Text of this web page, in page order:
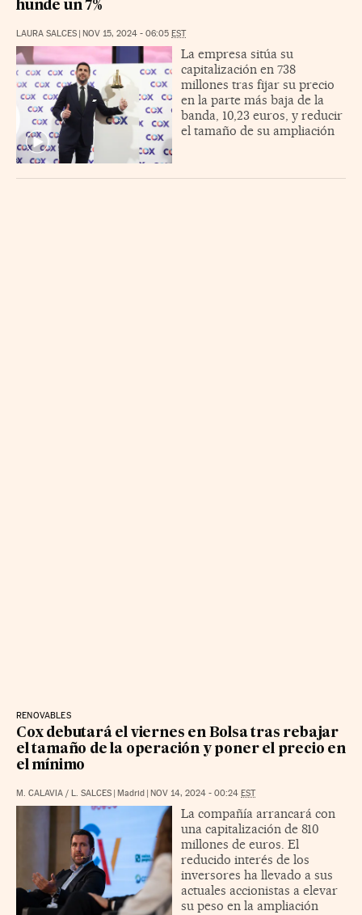
hunde un 7%
LAURA SALCES NOV 15, 2024 - 06:05 EST
La empresa sitúa su
capitalización en 738
millones tras fijar su precio
en la parte más baja de la
banda, 10,23 euros, y reducir
el tamaño de su ampliación
RENOVABLES
Cox debutará el viernes en Bolsa tras rebajar
el tamaño de la operación y poner el precio en
el mínimo
M. CALAVIA / L. SALCES Madrid NOV 14, 2024 - 00:24 EST
La compañía arrancará con
una capitalización de 810
millones de euros. El
reducido interés de los
inversores ha llevado a sus
actuales accionistas a elevar
su peso en la ampliación